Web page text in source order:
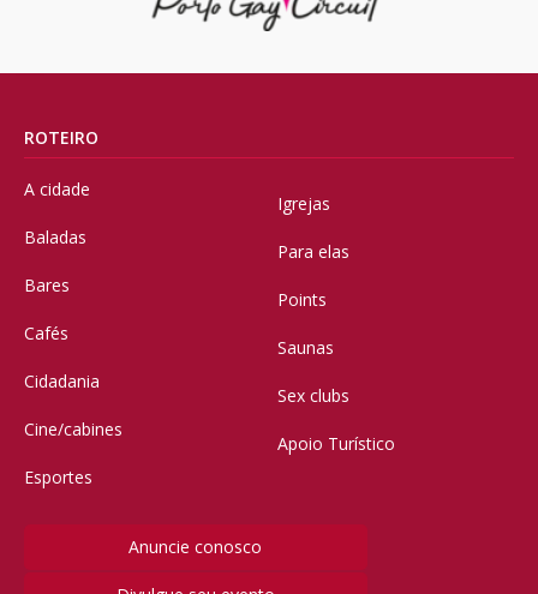
ROTEIRO
A cidade
Baladas
Bares
Cafés
Cidadania
Cine/cabines
Esportes
Igrejas
Para elas
Points
Saunas
Sex clubs
Apoio Turístico
Anuncie conosco